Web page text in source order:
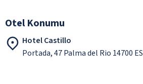
Otel Konumu
Hotel Castillo
Portada, 47 Palma del Rio 14700 ES